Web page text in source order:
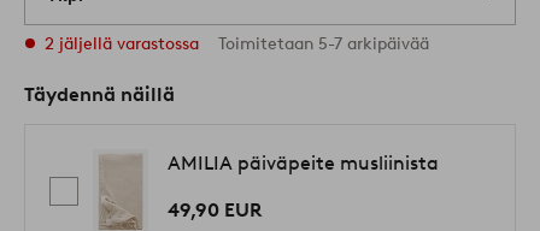
2 jäljellä varastossa Toimitetaan 5-7 arkipäivää
Täydennä näillä
AMILIA päiväpeite musliinista
49,90 EUR